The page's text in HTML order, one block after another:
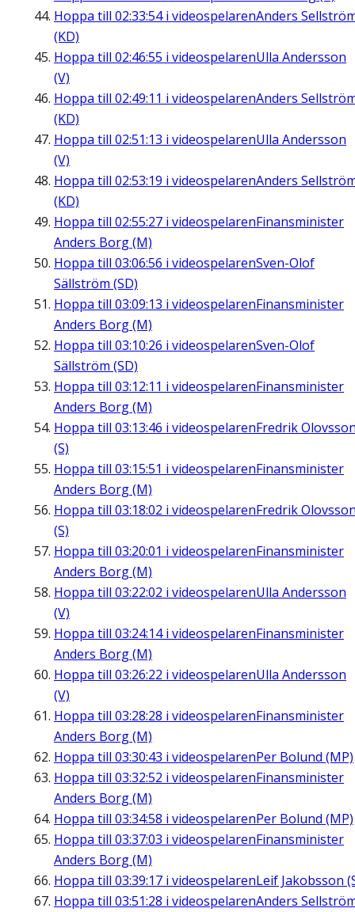
Hoppa till 02:33:54i videospelarenAnders
(KD)
Hoppa till 02:46:55 i videospelarenUlla Andersson
(V)
Hoppa till 02:49:11 i videospelarenAnders
(KD)
Hoppa till 02:51:13 i videospelarenUlla Andersson
(V)
Hoppa till 02:53:19 i videospelarenAnders
(KD)
Hoppa till 02:55:27 i videospelarenFinansminister
Anders Borg (M)
Hoppa till 03:06:56 i videospelarenSven-Olof
Sällström (SD)
Hoppa till 03:09:13 i videospelarenFinansminister
Anders Borg (M)
Hoppa till 03:10:26 i videospelarenSven-Olof
Sällström (SD)
Hoppa till 03:12:11 i videospelarenFinansminister
Anders Borg (M)
Hoppa till 03:13:46 i videospelarenFredrik
(S)
Hoppa till 03:15:51 i videospelarenFinansminister
Anders Borg (M)
Hoppa till 03:18:02 i videospelarenFredrik
(S)
Hoppa till 03:20:01 i videospelarenFinansminister
Anders Borg (M)
Hoppa till 03:22:02 i videospelarenUlla Andersson
(V)
Hoppa till 03:24:14i videospelarenFinansminister
Anders Borg (M)
Hoppa till 03:26:22 i videospelarenUlla Andersson
(V)
Hoppa till 03:28:28 i videospelarenFinansminister
Anders Borg (M)
Hoppa till 03:30:43 i videospelarenPer Bolund (MP)
Hoppa till 03:32:52 i videospelarenFinansminister
Anders Borg (M)
Hoppa till 03:34:58 i videospelarenPer Bolund (MP)
Hoppa till 03:37:03 i videospelarenFinansminister
Anders Borg (M)
Hoppa till 03:39:17 i videospelarenLeif Jakobsson
Hoppa till 03:51:28 i videospelarenAnders